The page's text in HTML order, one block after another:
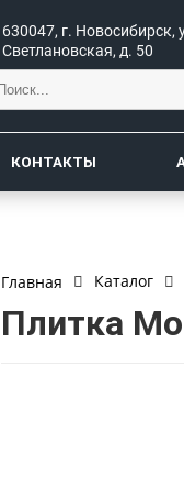
630047, г. Новосибирск,
Светлановская, д. 50
КОНТАКТЫ
Главная Каталог
Плитка